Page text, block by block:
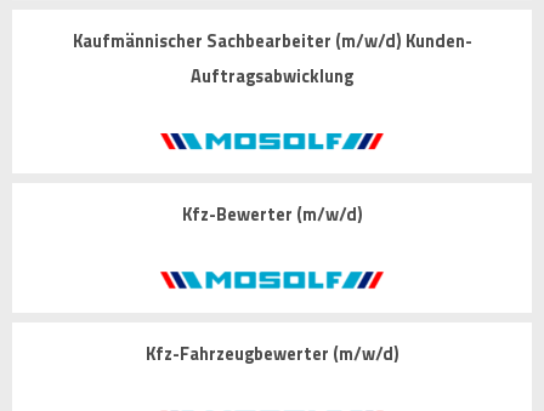
Kaufmännischer Sachbearbeiter (m/w/d) Kunden-
Auftragsabwicklung
Kfz-Bewerter (m/w/d)
Kfz-Fahrzeugbewerter (m/w/d)